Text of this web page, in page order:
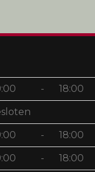
- 18:00
- 18:00
- 18:00